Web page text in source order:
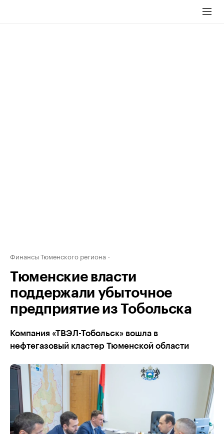
Финансы Тюменского региона
Тюменские власти
поддержали убыточное
предприятие из Тобольска
Компания «ТВЭЛ-Тобольск» вошла в
нефтегазовый кластер Тюменской области